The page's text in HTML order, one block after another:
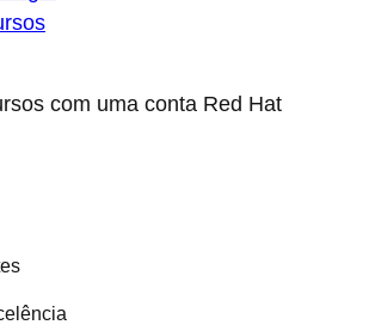
com uma conta Red Hat